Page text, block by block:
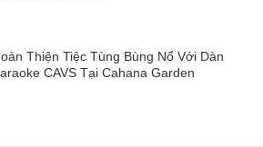
Thiện Tiệc Tùng Bùng Nổ Với Dàn
CAVS Tại Cahana Garden